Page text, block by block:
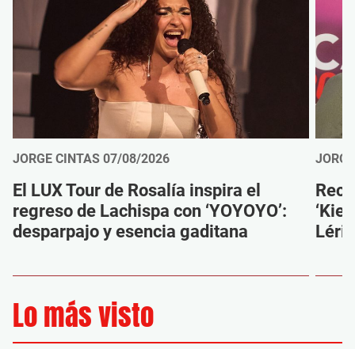
JORGE CINTAS 07/08/2026
El LUX Tour de Rosalía inspira el
regreso de Lachispa con ‘YOYOYO’:
desparpajo y esencia gaditana
Lo más visto